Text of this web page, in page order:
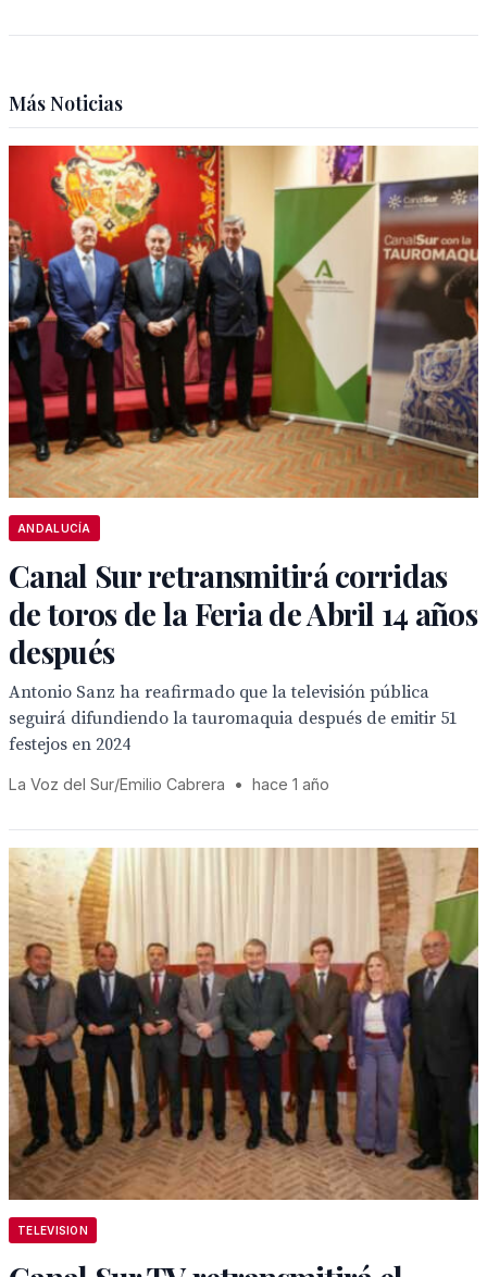
Más Noticias
ANDALUCÍA
Canal Sur retransmitirá corridas
de toros de la Feria de Abril 14 años
después
Antonio Sanz ha reafirmado que la televisión pública
seguirá difundiendo la tauromaquia después de emitir 51
festejos en 2024
La Voz del Sur/Emilio Cabrera • hace 1 año
TELEVISION